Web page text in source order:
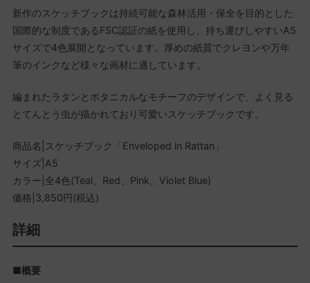
新作のスケッチブックは持続可能な森林活用・保全を目的とした
国際的な制度であるFSC認証の紙を使用し、持ち運びしやすいA5
サイズで4色展開となっています。厚めの紙質でクレヨンや万年
筆のインクなど様々な画材に適しています。
編まれたラタンとボタニカルなモチーフのデザインで、よく見る
とてんとう虫が描かれており可愛いスケッチブックです。
商品名|スケッチブック「Enveloped in Rattan」
サイズ|A5
カラー|全4色(Teal、Red、Pink、Violet Blue)
価格|3,850円(税込)
詳細
■概要